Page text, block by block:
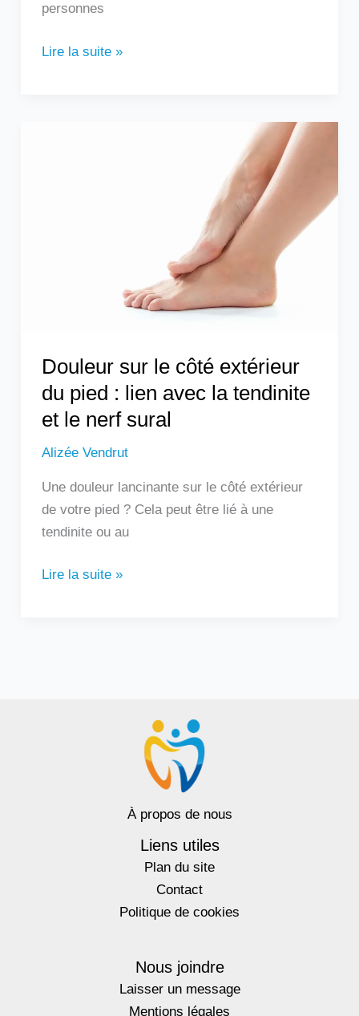
personnes
Lire la suite »
Douleur sur le côté extérieur
du pied : lien avec la tendinite
et le nerf sural
Alizée Vendrut
Une douleur lancinante sur le côté extérieur
de votre pied ? Cela peut être lié à une
tendinite ou au
la
tendinite
et
le
nerf
Lire la suite »
À propos de nous
Liens utiles
Plan du site
Contact
Politique de cookies
Nous joindre
Laisser un message
Mentions légales